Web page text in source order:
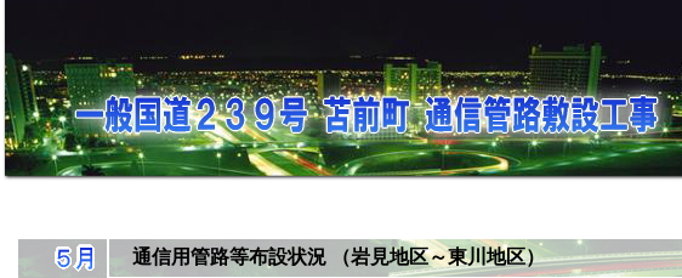
通信用管路等布設状況 （岩見地区～東川地区）